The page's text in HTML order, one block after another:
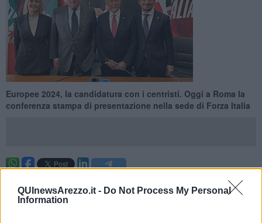
QUInewsArezzo.it - Do Not Process My Personal
Information
Europee 2024, la candidatura con i centristi. Oggi a Roma la
conferenza stampa di presentazione nella sede di Forza Italia
Nota del sindaco di Arezzo Alessandro Ghinelli
"L'esperienza del civismo ha segnato la politica locale degli ultimi